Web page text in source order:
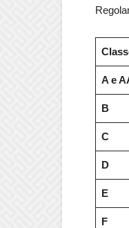
A e
B
C
D
E
F